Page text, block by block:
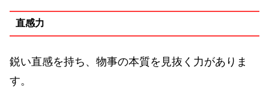
直感力
鋭い直感を持ち、物事の本質を見抜く力がありま
す。